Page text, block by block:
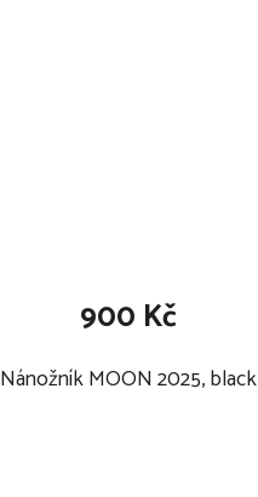
Nánožník MOON 2025, black
900 Kč